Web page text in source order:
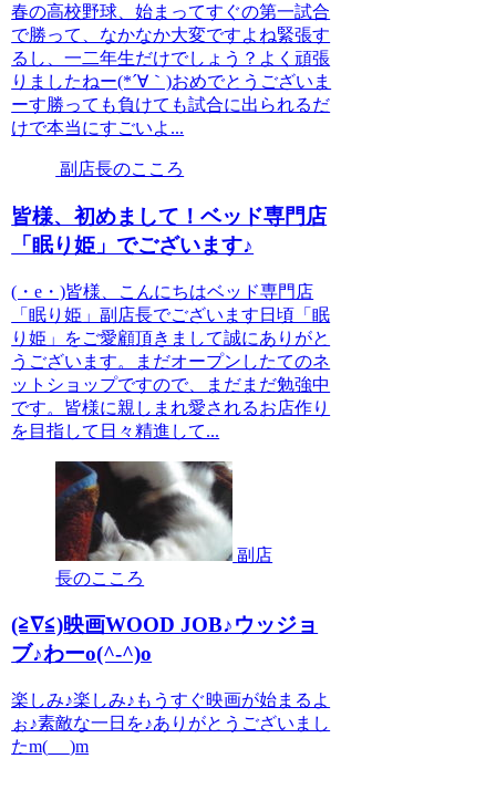
春の高校野球、始まってすぐの第一試合
で勝って、なかなか大変ですよね緊張す
るし、一二年生だけでしょう？よく頑張
りましたねー(*´∀｀)おめでとうございま
ーす勝っても負けても試合に出られるだ
けで本当にすごいよ...
副店長のこころ
皆様、初めまして！ベッド専門店
「眠り姫」でございます♪
(・e・)皆様、こんにちはベッド専門店
「眠り姫」副店長でございます日頃「眠
り姫」をご愛顧頂きまして誠にありがと
うございます。まだオープンしたてのネ
ットショップですので、まだまだ勉強中
です。皆様に親しまれ愛されるお店作り
を目指して日々精進して...
副店
長のこころ
(≧∇≦)映画WOOD JOB♪ウッジョ
ブ♪わーo(^-^)o
楽しみ♪楽しみ♪もうすぐ映画が始まるよ
ぉ♪素敵な一日を♪ありがとうございまし
たm(_ _)m